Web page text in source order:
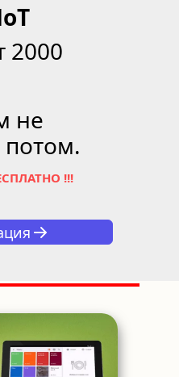
!!!
2000
не
потом.